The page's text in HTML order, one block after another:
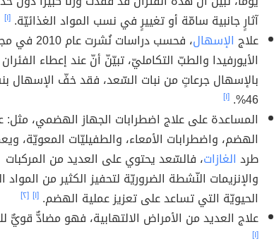
آثارٍ جانبية سامّة أو تغييرٍ في نسب المواد الغذائيّة.[١]
علاج الإسهال
، فحسب دراسات نُشرت عام
الأيورفيدا والطبّ التكامليّ، تبيّنّ أنّ عند إعطاء
بالإسهال جرعاتٍ من نبات السّعد، فقد خفّ الإسهال
46%.
[١]
المساعدة على علاج اضطرابات الجهاز الهضمي،
الهضم، واضطرابات الأمعاء، والطفيليّات المعويّة،
طرد الغازات، فالسّعد يحتوي على العديد من المركبات
والإنزيمات النّشطة الضروريّة لتحفيز الكثير من المواد
الحيويّة التي تساعد على تعزيز عملية الهضم.[١] [٢]
علاج العديد من الأمراض الالتهابية، فهو مضادٌّ قويٌّ
[١]